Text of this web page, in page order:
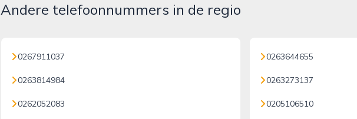
Andere telefoonnummers in de regio
0267911037
0263814984
0262052083
0263644655
0263273137
0205106510